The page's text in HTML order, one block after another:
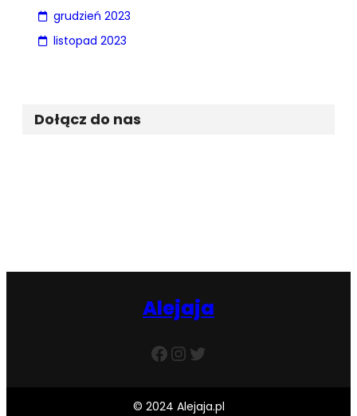
grudzień 2023
listopad 2023
Dołącz do nas
Alejaja
Facebook InstagramTwitter
© 2024 Alejaja.pl